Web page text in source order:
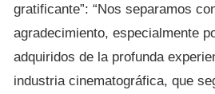
gratificante”: “Nos separamos
agradecimiento, especialmente
adquiridos de la profunda
industria cinematográfica, que